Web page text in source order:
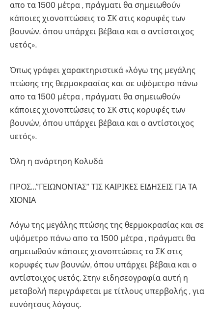
απο τα 1500 μέτρα , πράγματι θα σημειωθούν
κάποιες χιονοπτώσεις το ΣΚ στις κορυφές των
βουνών, όπου υπάρχει βέβαια και ο αντίστοιχος
υετός».
Όπως γράφει χαρακτηριστικά «λόγω της μεγάλης
πτώσης της θερμοκρασίας και σε υψόμετρο πάνω
απο τα 1500 μέτρα , πράγματι θα σημειωθούν
κάποιες χιονοπτώσεις το ΣΚ στις κορυφές των
βουνών, όπου υπάρχει βέβαια και ο αντίστοιχος
υετός».
Όλη η ανάρτηση Κολυδά
ΠΡΟΣ…”ΓΕΙΩΝΟΝΤΑΣ” ΤΙΣ ΚΑΙΡΙΚΕΣ ΕΙΔΗΣΕΙΣ ΓΙΑ ΤΑ
ΧΙΟΝΙΑ
Λόγω της μεγάλης πτώσης της θερμοκρασίας και σε
υψόμετρο πάνω απο τα 1500 μέτρα , πράγματι θα
σημειωθούν κάποιες χιονοπτώσεις το ΣΚ στις
κορυφές των βουνών, όπου υπάρχει βέβαια και ο
αντίστοιχος υετός. Στην ειδησεογραφία αυτή η
μεταβολή περιγράφεται με τίτλους υπερβολής , για
ευνόητους λόγους.